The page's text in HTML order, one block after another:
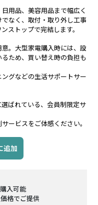
用品、美容用品まで幅広く
なく、取付・取り外し工事
ストップで完結します。
。大型家電購入時には、設
ため、買い替え時の負担も
グなどの生活サポートサー
ばれている、会員制限定サ
ービスをご体感ください。
追加
入可能
格でご提供